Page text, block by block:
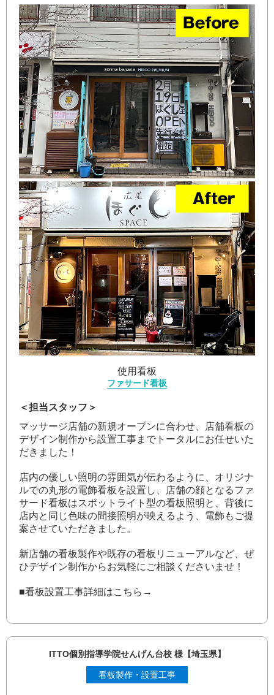
使用看板
ファサード看板
＜担当スタッフ＞
マッサージ店舗の新規オープンに合わせ、店舗看板の
デザイン制作から設置工事までトータルにお任せいた
だきました！
店内の優しい照明の雰囲気が伝わるように、オリジナ
ルでの丸形の電飾看板を設置し、店舗の顔となるファ
サード看板はスポットライト型の看板照明と、背後に
店内と同じ色味の間接照明が映えるよう、電飾もご提
案させていただきました。
新店舗の看板製作や既存の看板リニューアルなど、ぜ
ひデザイン制作からお気軽にご相談くださいませ！
■看板設置工事詳細はこちら→
ITTO個別指導学院せんげん台校 様【埼玉県】
看板製作・設置工事